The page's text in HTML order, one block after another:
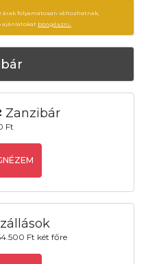
folyamatosan változhatnak,
ajánlatokat böngészni.
Zanzibár
Ft
Ft két főre